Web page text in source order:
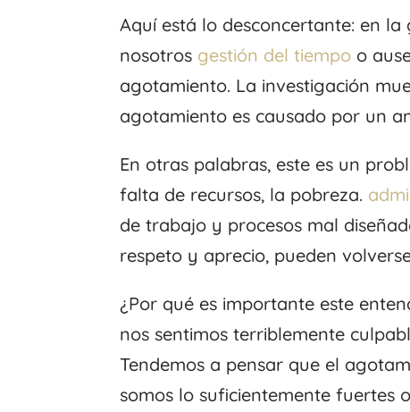
Aquí está lo desconcertante: en
nosotros gestión del tiempo o
agotamiento. La investigación
agotamiento es causado por un
En otras palabras, este es un
falta de recursos, la pobreza.
de trabajo y procesos mal
respeto y aprecio, pueden
¿Por qué es importante este
nos sentimos terriblemente
Tendemos a pensar que el
somos lo suficientemente fuertes